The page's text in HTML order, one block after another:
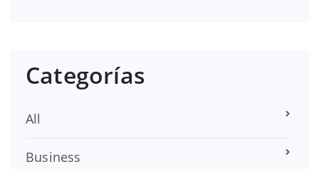
Categorías
All
Business